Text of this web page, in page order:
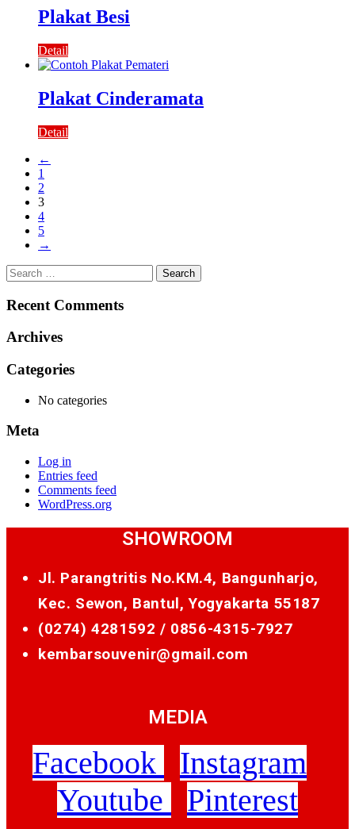
Plakat Besi
Detail
Plakat Cinderamata
Detail
←
1
2
3
4
5
→
Search
for:
Recent Comments
Archives
Categories
No categories
Meta
Log in
Entries feed
Comments feed
WordPress.org
SHOWROOM
Jl. Parangtritis No.KM.4, Bangunharjo,
Kec. Sewon, Bantul, Yogyakarta 55187
(0274) 4281592 / 0856-4315-7927
kembarsouvenir@gmail.com
MEDIA
Facebook
Instagram
Youtube
Pinterest